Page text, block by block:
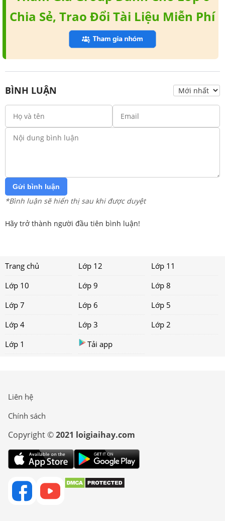
Chia Sẻ, Trao Đổi Tài Liệu Miễn Phí
BÌNH LUẬN
Gửi bình luận
*Bình luận sẽ hiển thị sau khi được duyệt
Hãy trở thành người đầu tiên bình luận!
Trang chủ Lớp 12
Lớp 11
Lớp 10
Lớp 9
Lớp 8
Lớp 7
Lớp 6
Lớp 5
Lớp 4
Lớp 3
Lớp 2
Lớp 1
Tải app
Liên hệ
Chính sách
Copyright ©2021 loigiaihay.com